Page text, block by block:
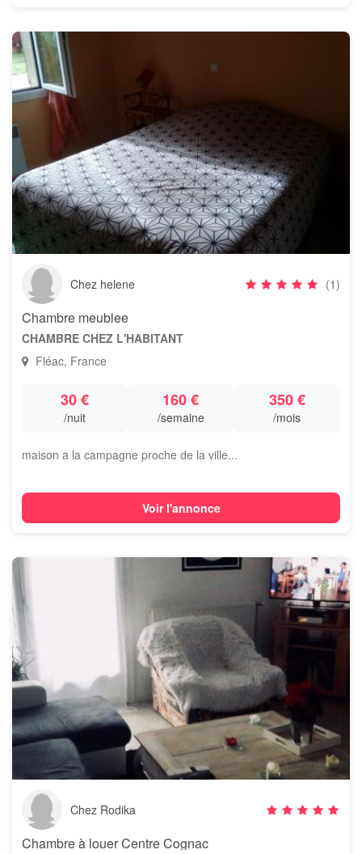
Chez helene (1)
Chambre meublee
CHAMBRE CHEZ L'HABITANT
Fléac, France
30 €
/nuit
160 €
/semaine
350 €
/mois
maison a la campagne proche de la ville...
Voir l'annonce
Chez Rodika
Chambre à louer Centre Cognac